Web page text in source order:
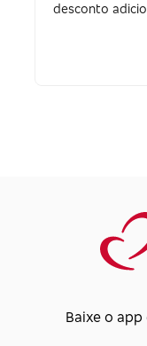
desconto
Baixe o